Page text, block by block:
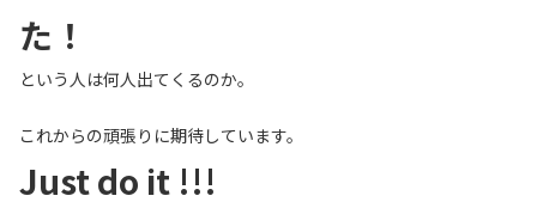
た！
という人は何人出てくるのか。
これからの頑張りに期待しています。
Just do it !!!